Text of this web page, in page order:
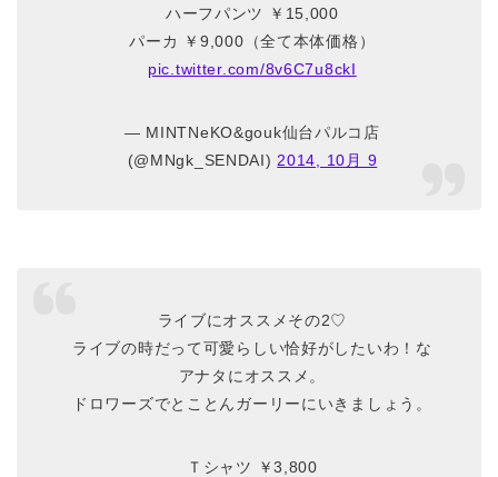
ハーフパンツ ￥15,000
パーカ ￥9,000（全て本体価格）
pic.twitter.com/8v6C7u8ckI
— MINTNeKO&gouk仙台パルコ店
(@MNgk_SENDAI) 2014, 10月 9
ライブにオススメその2♡
ライブの時だって可愛らしい恰好がしたいわ！な
アナタにオススメ。
ドロワーズでとことんガーリーにいきましょう。
Ｔシャツ ￥3,800